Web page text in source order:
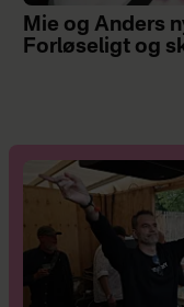
Mie og Anders
Forløseligt og